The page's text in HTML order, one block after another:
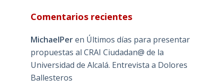
Comentarios recientes
MichaelPeren Últimos días para presentar
propuestas al CRAI Ciudadan@ de la
Universidad de Alcalá. Entrevista a Dolores
Ballesteros